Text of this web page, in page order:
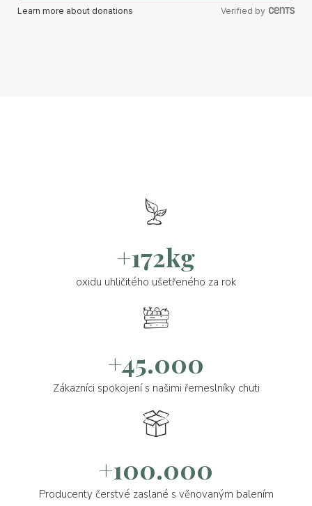
Learn more about donations Verified by
+172kg
oxidu uhličitého ušetřeného za rok
+45.000
Zákazníci spokojení s našimi řemeslníky chuti
+100.000
Producenty čerstvé zaslané s věnovaným balením